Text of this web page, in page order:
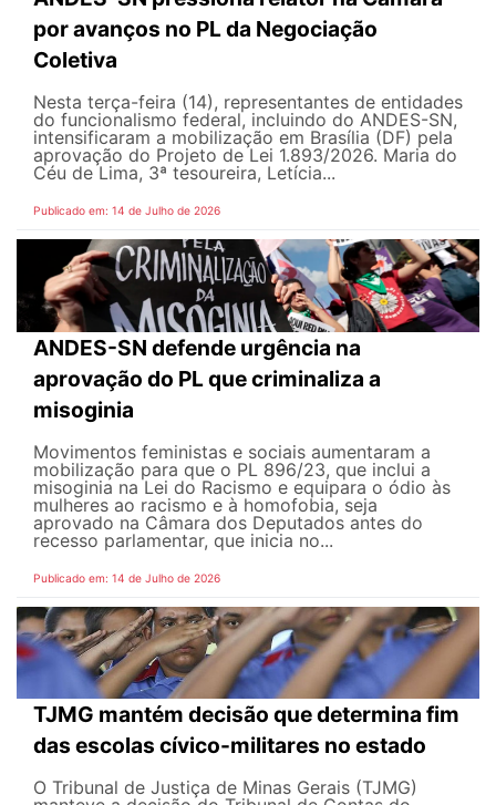
por avanços no PL da Negociação
Coletiva
Nesta terça-feira (14), representantes de entidades
do funcionalismo federal, incluindo do ANDES-SN,
intensificaram a mobilização em Brasília (DF) pela
aprovação do Projeto de Lei 1.893/2026. Maria do
Céu de Lima, 3ª tesoureira, Letícia...
Publicado em: 14 de Julho de 2026
ANDES-SN defende urgência na
aprovação do PL que criminaliza a
misoginia
Movimentos feministas e sociais aumentaram a
mobilização para que o PL 896/23, que inclui a
misoginia na Lei do Racismo e equipara o ódio às
mulheres ao racismo e à homofobia, seja
aprovado na Câmara dos Deputados antes do
recesso parlamentar, que inicia no...
Publicado em: 14 de Julho de 2026
TJMG mantém decisão que determina fim
das escolas cívico-militares no estado
O Tribunal de Justiça de Minas Gerais (TJMG)